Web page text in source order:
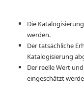
Die
werden.
Dertatsächliche
Katalogisierung
Der reelle Wert
eingeschätzt